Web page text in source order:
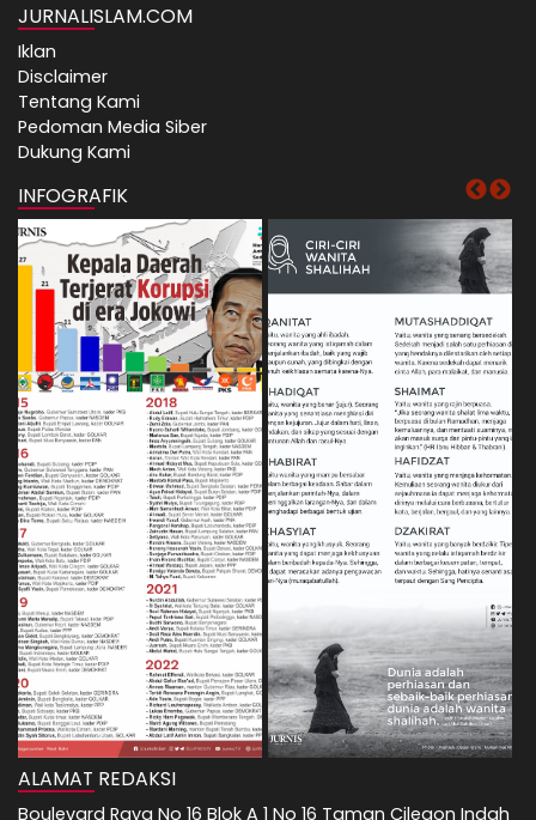
JURNALISLAM.COM
Iklan
Disclaimer
Tentang Kami
Pedoman Media Siber
Dukung Kami
INFOGRAFIK
ALAMAT REDAKSI
Boulevard Raya No 16 Blok A 1 No 16 Taman Cilegon Indah